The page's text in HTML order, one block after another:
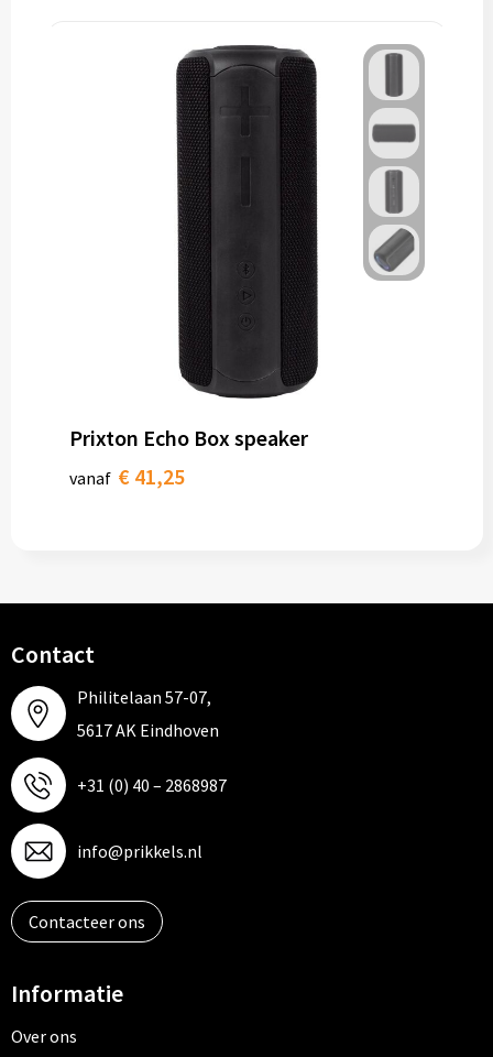
Prixton Echo Box speaker
vanaf € 41,25
Contact
Philitelaan 57-07,
5617 AK Eindhoven
+31 (0) 40 – 2868987
info@prikkels.nl
Contacteer ons
Informatie
Over ons